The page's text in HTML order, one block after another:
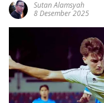
Sutan Alamsyah
8 Desember 2025